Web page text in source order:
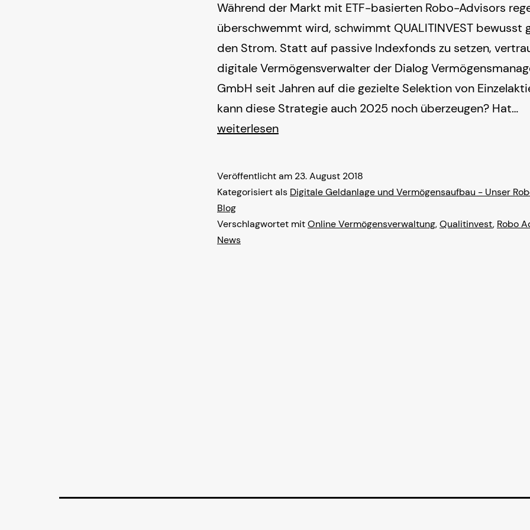
Während der Markt mit ETF-basierten Robo-Advisors
überschwemmt wird, schwimmt QUALITINVEST bewusst
den Strom. Statt auf passive Indexfonds zu setzen,
digitale Vermögensverwalter der Dialog
GmbH seit Jahren auf die gezielte Selektion von
kann diese Strategie auch 2025 noch überzeugen? Hat…
weiterlesen
Veröffentlicht am 23. August 2018
Kategorisiert als Digitale Geldanlage und Vermögensaufbau - Unser
Blog
Verschlagwortet mitOnline Vermögensverwaltung,Qualitinvest, Robo
News